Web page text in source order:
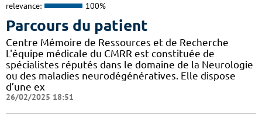
relevance: 100%
Parcours du patient
Centre Mémoire de Ressources et de Recherche
L'équipe médicale du CMRR est constituée de
spécialistes réputés dans le domaine de la Neurologie
ou des maladies neurodégénératives. Elle dispose
d’une ex
26/02/2025 18:51